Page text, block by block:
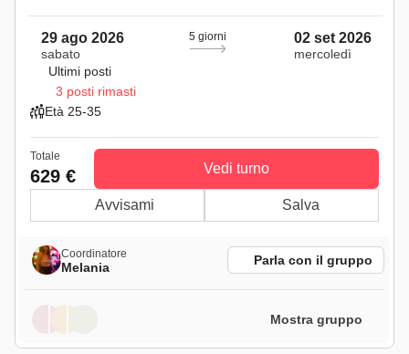
29 ago 2026
sabato
5 giorni 02 set 2026
mercoledì
Ultimi posti
3 posti rimasti
Età 25-35
Totale
629 € Vedi turno
Avvisami Salva
Coordinatore
Melania Parla con il gruppo
Mostra gruppo